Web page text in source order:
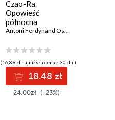
Czao-Ra.
Opowieść
północna
Antoni Ferdynand Ossendowski
(16,89 zł najniższa cena z 30 dni)
18.48 zł
24.00zł (-23%)